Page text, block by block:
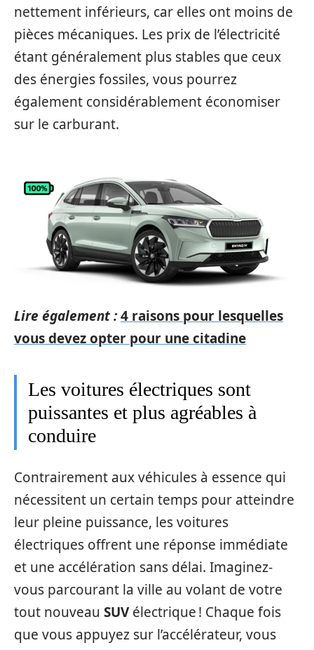
nettement inférieurs, car elles ont moins de
pièces mécaniques. Les prix de l’électricité
étant généralement plus stables que ceux
des énergies fossiles, vous pourrez
également considérablement économiser
sur le carburant.
Lire également :4 raisons pour lesquelles
vous devez opter pour une citadine
Les voitures électriques sont
puissantes et plus agréables à
conduire
Contrairement aux véhicules à essence qui
nécessitent un certain temps pour atteindre
leur pleine puissance, les voitures
électriques offrent une réponse immédiate
et une accélération sans délai. Imaginez-
vous parcourant la ville au volant de votre
tout nouveau SUVélectrique ! Chaque fois
que vous appuyez sur l’accélérateur, vous